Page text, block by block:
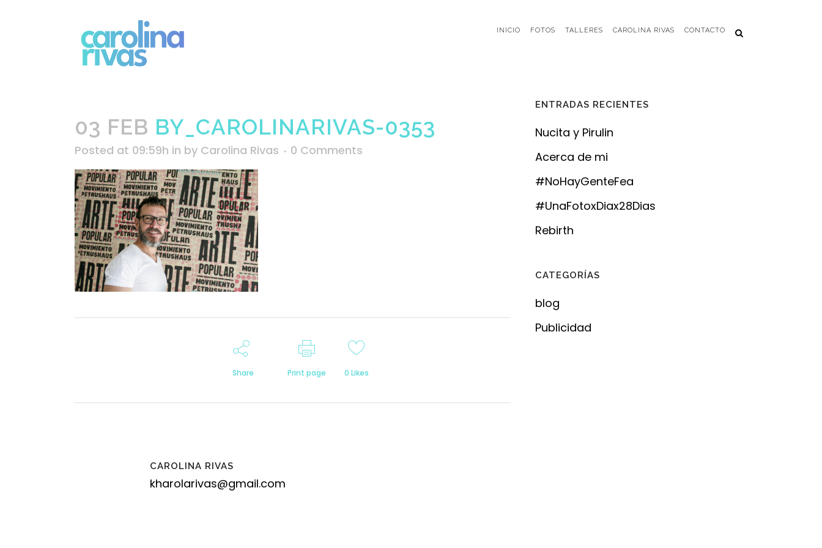
INICIO FOTOS TALLERES CAROLINA RIVAS CONTACTO
03 FEB BY_CAROLINARIVAS-0353
Posted at 09:59h in by Carolina Rivas 0 Comments
Share Print page 0 Likes
CAROLINA RIVAS
kharolarivas@gmail.com
ENTRADAS RECIENTES
Nucita y Pirulin
Acerca de mi
#NoHayGenteFea
#UnaFotoxDiax28Dias
Rebirth
CATEGORÍAS
blog
Publicidad